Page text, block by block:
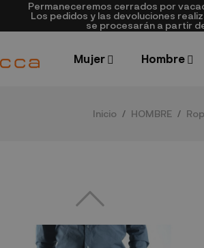
Permaneceremos cerrados por
Los pedidos y las devoluciones
se procesarán a partir
Mujer Hombre
Inicio HOMBRE